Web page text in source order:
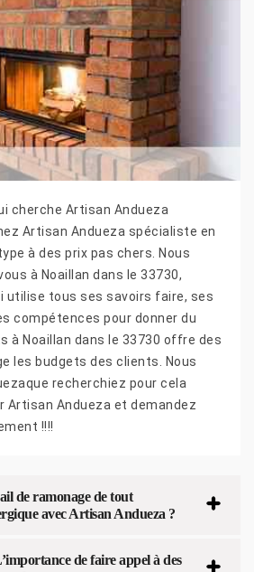
cherche Artisan Andueza
Artisan Andueza spécialiste en
à des prix pas chers. Nous
à Noaillan dans le 33730,
utilise tous ses savoirs faire, ses
compétences pour donner du
à Noaillan dans le 33730 offre des
les budgets des clients. Nous
recherchiez pour cela
Artisan Andueza et demandez
!!!!
de ramonage de tout
avec Artisan Andueza ?
de faire appel à des